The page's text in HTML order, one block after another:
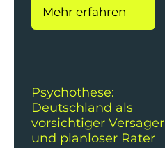
Mehr erfahren
Psychothese:
Deutschland als
vorsichtiger Versager
und planloser Rater